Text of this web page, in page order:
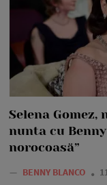
Selena Gomez,
nunta cu
norocoasă”
— BENNY BLANCO